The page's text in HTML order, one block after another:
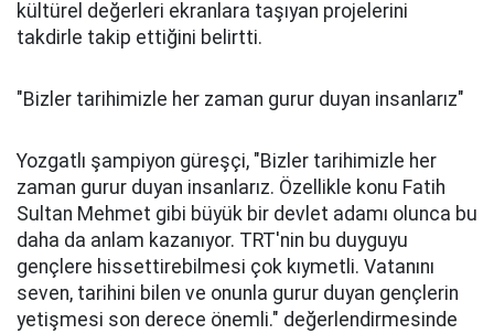
kültürel değerleri ekranlara taşıyan projelerini
takdirle takip ettiğini belirtti.
"Bizler tarihimizle her zaman gurur duyan insanlarız"
Yozgatlı şampiyon güreşçi, "Bizler tarihimizle her
zaman gurur duyan insanlarız. Özellikle konu Fatih
Sultan Mehmet gibi büyük bir devlet adamı olunca bu
daha da anlam kazanıyor. TRT'nin bu duyguyu
gençlere hissettirebilmesi çok kıymetli. Vatanını
seven, tarihini bilen ve onunla gurur duyan gençlerin
yetişmesi son derece önemli." değerlendirmesinde